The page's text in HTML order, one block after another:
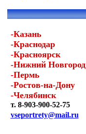
-Казань
-Краснодар
-Красноярск
-Нижний Новгород
-Пермь
-Ростов-на-Дону
-Челябинск
т. 8-903-900-52-75
vseportrety@mail.ru